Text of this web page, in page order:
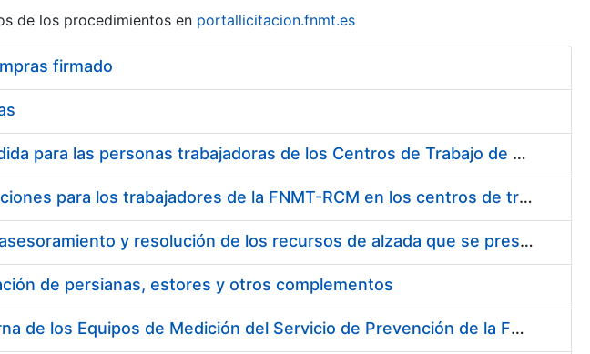
de los procedimientos en portallicitacion.fnmt.es
firmado
Suministro de Protectores Auditivos a medida para las personas trabajadoras de los Centros de Trabajo de Madrid y Burgos
Suministro de gafas graduadas antiproyecciones para los trabajadores de la FNMT-RCM en los centros de trabajo de Madrid y Burgos
Servicios de una empresa externa para el asesoramiento y resolución de los recursos de alzada que se presentan relacionados con procesos de selección para la FNMT-RCM
de persianas, estores y otros complementos
Servicio de Calibración y Verificación Externa de los Equipos de Medición del Servicio de Prevención de la FNMT-RCM